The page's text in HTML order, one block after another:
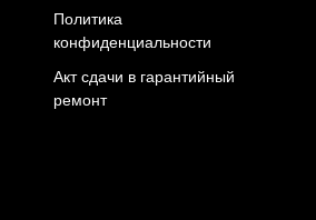
Политика
конфиденциальности
Акт сдачи в гарантийный
ремонт